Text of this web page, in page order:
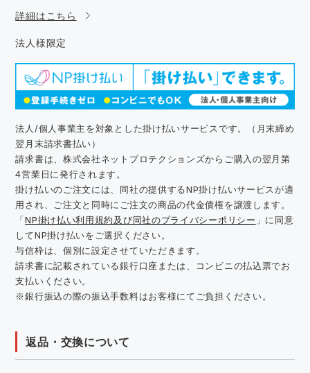
詳細はこちら
法人様限定
法人/個人事業主を対象とした掛け払いサービスです。（月末締め
翌月末請求書払い）
請求書は、株式会社ネットプロテクションズからご購入の翌月第
4営業日に発行されます。
掛け払いのご注文には、同社の提供するNP掛け払いサービスが適
用され、ご注文と同時にご注文の商品の代金債権を譲渡します。
「NP掛け払い利用規約及び同社のプライバシーポリシー 」に同意
してNP掛け払いをご選択ください。
与信枠は、個別に設定させていただきます。
請求書に記載されている銀行口座または、コンビニの払込票でお
支払いください。
※銀行振込の際の振込手数料はお客様にてご負担ください。
返品・交換について